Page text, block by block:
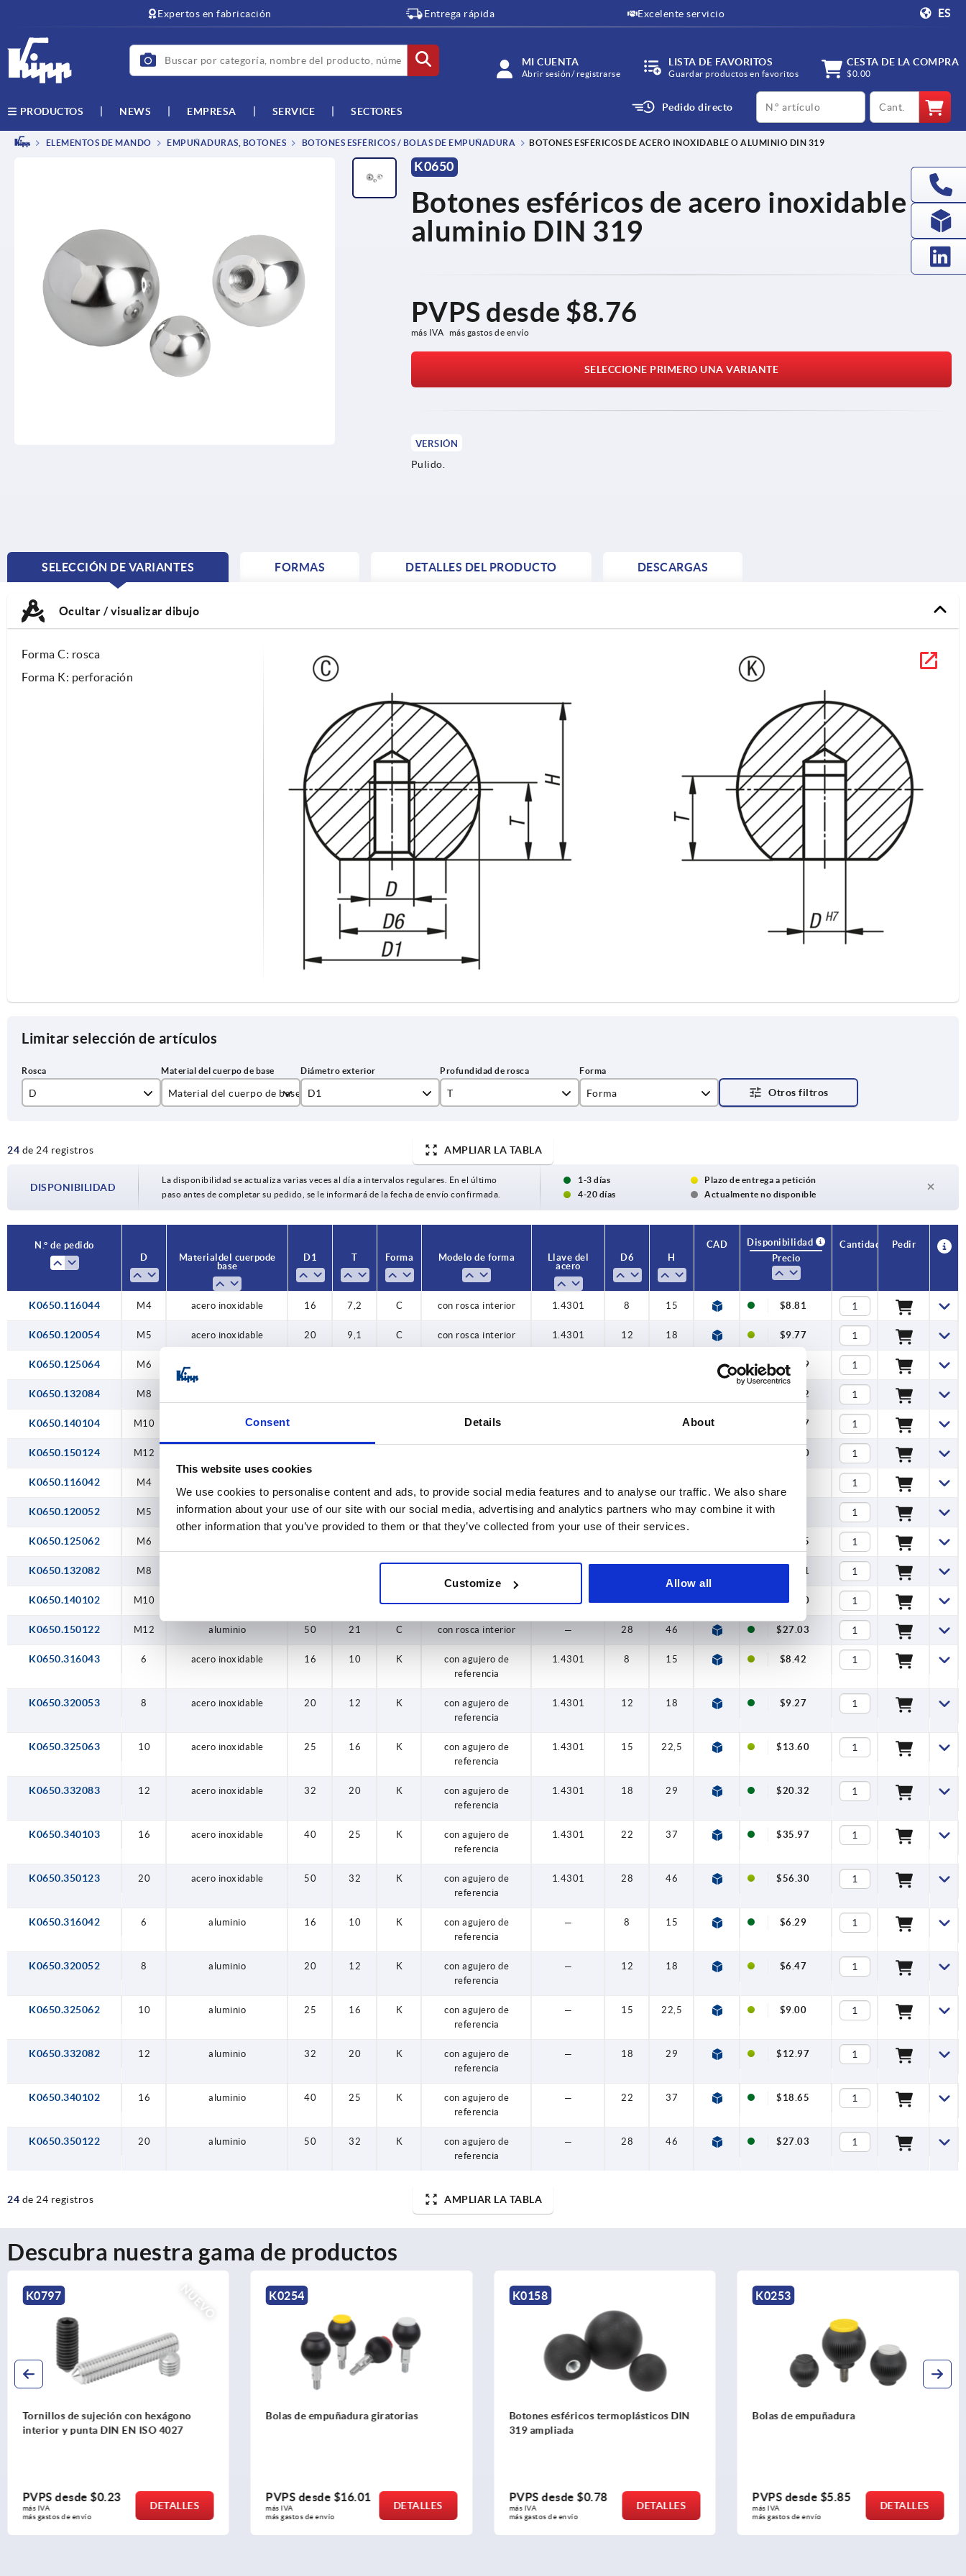
Consent Details About
This website uses cookies
We use cookies to personalise content and ads, to provide social media features and to analyse our traffic. We also share
information about your use of our site with our social media, advertising and analytics partners who may combine it with
other information that you’ve provided to them or that they’ve collected from your use of their services.
Customize Allow all
Expertos en fabricación Entrega rápida Excelente servicio ES
MI CUENTA
Abrir sesión/ registrarse
LISTA DE FAVORITOS
Guardar productos en favoritos
CESTA DE LA COMPRA
$0.00
PRODUCTOS NEWS EMPRESA SERVICE SECTORES Pedido directo
productCode qty
ELEMENTOS DE MANDO EMPUÑADURAS, BOTONES BOTONES ESFÉRICOS / BOLAS DE EMPUÑADURA BOTONES ESFÉRICOS DE ACERO INOXIDABLE O ALUMINIO DIN 319
K0650
Botones esféricos de acero inoxidable o
aluminio DIN 319
PVPS desde $8.76
más IVA más gastos de envío
SELECCIONE PRIMERO UNA VARIANTE
VERSIÓN
Pulido.
SELECCIÓN DE VARIANTES
CURRENT
FORMAS DETALLES DEL PRODUCTO DESCARGAS
Ocultar / visualizar dibujo
Forma C: rosca
Forma K: perforación
Limitar selección de artículos
D
8
12
20
M4
M5
M6
M8
M10
M12
Material del cuerpo de base D1
25
32
50
T
7,2
9,1
14,5
16
Forma
24 de 24 registros AMPLIAR LA TABLA
DISPONIBILIDAD
La disponibilidad se actualiza varias veces al día a intervalos regulares. En el último
paso antes de completar su pedido, se le informará de la fecha de envío confirmada.
1-3 días
Plazo de entrega a petición
4-20 días
Actualmente no disponible
N.° de pedido
D
Material del cuerpo de
base
D1 T Forma Modelo de forma
Llave del
acero
D6 H
CAD
Disponibilidad
Precio
Cantidad Pedir
K0650.116044 M4 acero inoxidable 16 7,2 C con rosca interior 1.4301 8 15 $8.81
K0650.120054 M5 acero inoxidable 20 9,1 C con rosca interior 1.4301 12 18 $9.77
K0650.125064 M6 $14.29
K0650.132084 M8 $21.32
K0650.140104 M10 acero inoxidable con rosca interior $37.77
K0650.150124 M12 $59.10
K0650.116042 M4
K0650.120052 M5 aluminio 20 9,1 C con rosca interior — 12 18
K0650.125062 M6 $10.35
K0650.132082 M8 $16.61
K0650.140102 M10 $24.20
K0650.150122 M12 aluminio 50 21 C con rosca interior — 28 46 $27.03
K0650.316043 6 acero inoxidable 16 10 K
con agujero de
referencia
1.4301 8 15 $8.42
K0650.320053 8 acero inoxidable 20 12 K
con agujero de
referencia
1.4301 12 18 $9.27
K0650.325063 10 acero inoxidable 25 16 K
con agujero de
referencia
1.4301 15 22,5 $13.60
K0650.332083 12 acero inoxidable 32 20 K
con agujero de
referencia
1.4301 18 29 $20.32
K0650.340103 16 acero inoxidable 40 25 K
con agujero de
referencia
1.4301 22 37 $35.97
K0650.350123 20 acero inoxidable 50 32 K
con agujero de
referencia
1.4301 28 46 $56.30
K0650.316042 6 aluminio 16 10 K
con agujero de
referencia
— 8 15 $6.29
K0650.320052 8 aluminio 20 12 K
con agujero de
referencia
— 12 18 $6.47
K0650.325062 10 aluminio 25 16 K
con agujero de
referencia
— 15 22,5 $9.00
K0650.332082 12 aluminio 32 20 K
con agujero de
referencia
— 18 29 $12.97
K0650.340102 16 aluminio 40 25 K
con agujero de
referencia
— 22 37 $18.65
K0650.350122 20 aluminio 50 32 K
con agujero de
referencia
— 28 46 $27.03
24 de 24 registros AMPLIAR LA TABLA
Descubra nuestra gama de productos
K0254
Bolas de empuñadura giratorias
PVPS desde$16.01
más IVA
más gastos de envío
DETALLES
K0158
Botones esféricos termoplásticos DIN
PVPS desde $0.78
más IVA
más gastos de envío
DETALLES
K0253
Bolas de empuñadura
PVPS desde$5.85
más IVA
más gastos de envío
DETALLES
K0159
Botones esféricos planos DIN 319
PVPS desde $0.85
más IVA
más gastos de envío
DETALLES